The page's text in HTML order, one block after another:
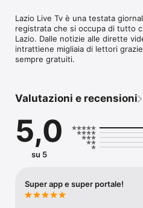
Lazio Live Tv è una testata
registrata che si occupa di tutto
Lazio. Dalle notizie alle dirette
intrattiene migliaia di lettori
sempre gratuiti.
Valutazioni e recensioni
5,0
su 5
Super app e super portale!